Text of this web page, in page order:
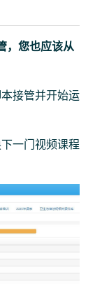
，您也应该从
接管并开始运
一门视频课程